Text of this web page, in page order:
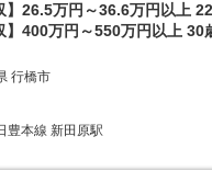
】26.5万円～36.6万円以上
】400万円～550万円以上 30
行橋市
豊本線 新田原駅